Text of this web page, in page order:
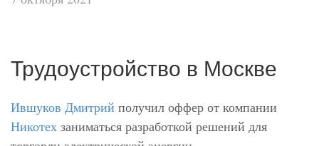
Трудоустройство в Москве
Ившуков Дмитрий получил оффер от компании
Никотех заниматься разработкой решений для